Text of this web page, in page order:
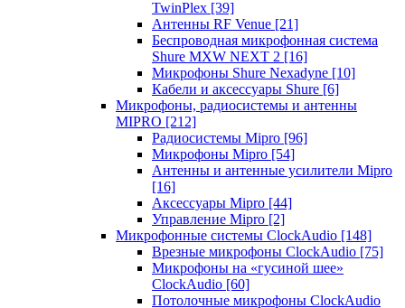
TwinPlex [39]
Антенны RF Venue [21]
Беспроводная микрофонная система
Shure MXW NEXT 2 [16]
Микрофоны Shure Nexadyne [10]
Кабели и аксессуары Shure [6]
Микрофоны, радиосистемы и антенны
MIPRO [212]
Радиосистемы Mipro [96]
Микрофоны Mipro [54]
Антенны и антенные усилители Mipro
[16]
Аксессуары Mipro [44]
Управление Mipro [2]
Микрофонные системы ClockAudio [148]
Врезные микрофоны ClockAudio [75]
Микрофоны на «гусиной шее»
ClockAudio [60]
Потолочные микрофоны ClockAudio